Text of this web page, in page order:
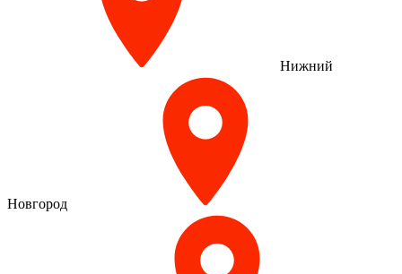
Нижний
Новгород